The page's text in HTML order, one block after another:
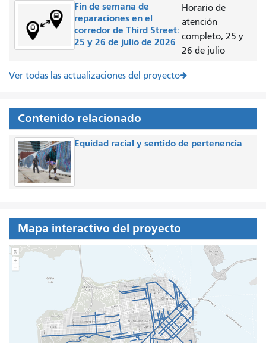
Fin de semana de
reparaciones en el
corredor de Third Street:
25 y 26 de julio de 2026
Horario de
atención
completo, 25 y
26 de julio
Ver todas las actualizaciones del proyecto
Contenido relacionado
Equidad racial y sentido de pertenencia
Mapa interactivo del proyecto